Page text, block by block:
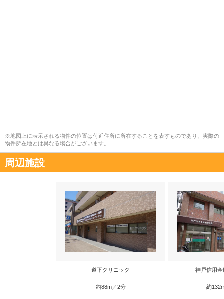
※地図上に表示される物件の位置は付近住所に所在することを表すものであり、実際の
物件所在地とは異なる場合がございます。
周辺施設
道下クリニック
約88m／2分
神戸信用
約